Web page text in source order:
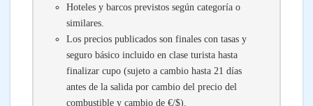
Hoteles y barcos previstos según categoría o
similares.
Los precios publicados son finales con tasas y
seguro básico incluido en clase turista hasta
finalizar cupo (sujeto a cambio hasta 21 días
antes de la salida por cambio del precio del
combustible y cambio de €/$).